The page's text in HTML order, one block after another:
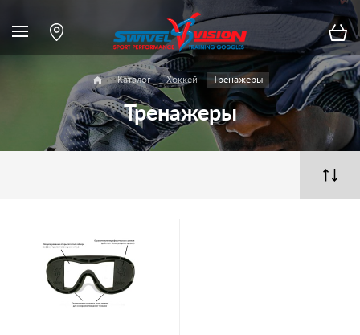
Каталог Хоккей Тренажеры
Тренажеры